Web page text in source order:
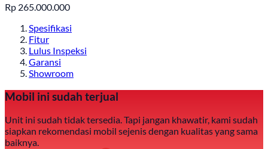
Rp 265.000.000
Spesifikasi
Fitur
Lulus Inspeksi
Garansi
Showroom
Mobil ini sudah terjual
Unit ini sudah tidak tersedia. Tapi jangan khawatir, kami sudah
siapkan rekomendasi mobil sejenis dengan kualitas yang sama
baiknya.